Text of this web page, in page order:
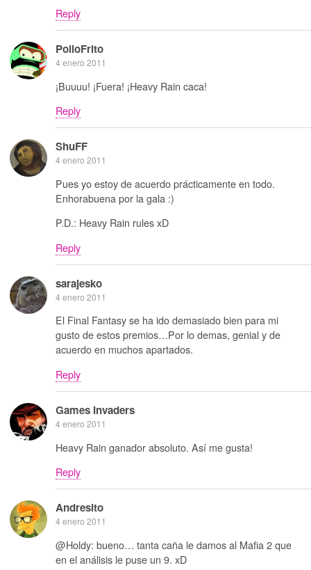
Reply
PolloFrito
4 enero 2011
¡Buuuu! ¡Fuera! ¡Heavy Rain caca!
Reply
ShuFF
4 enero 2011
Pues yo estoy de acuerdo prácticamente en todo.
Enhorabuena por la gala :)
P.D.: Heavy Rain rules xD
Reply
sarajesko
4 enero 2011
El Final Fantasy se ha ido demasiado bien para mi
gusto de estos premios…Por lo demas, genial y de
acuerdo en muchos apartados.
Reply
Games Invaders
4 enero 2011
Heavy Rain ganador absoluto. Así me gusta!
Reply
Andresito
4 enero 2011
@Holdy: bueno… tanta caña le damos al Mafia 2 que
en el análisis le puse un 9. xD